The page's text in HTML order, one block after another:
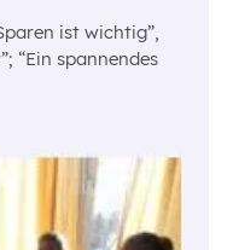
ist wichtig”,
“Ein spannendes